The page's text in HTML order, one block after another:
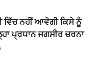
ਕੀਤਾ ਜੋ ਦੂਜੀਆਂ ਸਰਕਾਰਾਂ ਨੇ
ਪੰਜਾਬ ਅਤੇ ਹਰਿਆਣਾ
ਮੌਤ, ਨਹੀਂ ਹੋਈ ਪਹਿਚਾਣ
ਵਿੱਚ ਨਹੀਂ ਆਵੇਗੀ ਕਿਸੇ ਨੂੰ
ਪ੍ਰਧਾਨ ਜਗਸੀਰ ਚਰਨਾ